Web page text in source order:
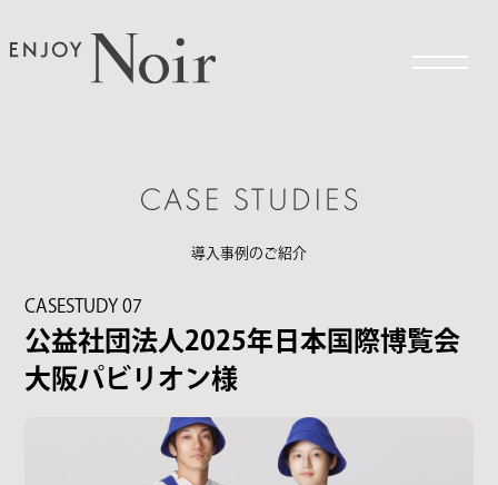
メニュ
導入事例のご紹介
CASESTUDY 07
公益社団法人2025年日本国際博覧会
大阪パビリオン様